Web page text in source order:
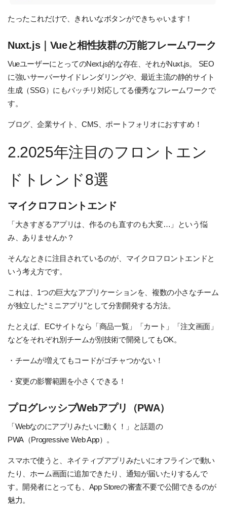
たったこれだけで、きれいなボタンができちゃいます！
Nuxt.js｜Vueと相性抜群の万能フレームワーク
VueユーザーにとってのNext.js的な存在、それがNuxt.js。
SEO
に強いサーバーサイドレンダリングや、最近主流の静的サイト
生成（SSG）にもバッチリ対応してる優秀なフレームワークで
す。
ブログ、企業サイト、CMS、ポートフォリオにおすすめ！
2.2025年注目のフロントエン
ドトレンド8選
マイクロフロントエンド
「大きすぎるアプリは、作るのも直すのも大変…」という悩
み、ありませんか？
そんなときに注目されているのが、マイクロフロントエンドと
いう考え方です。
これは、1つの巨大なアプリケーションを、複数の小さなチーム
が独立した“ミニアプリ”として分割開発する方法。
たとえば、ECサイトなら「商品一覧」「カート」「注文画面」
などをそれぞれ別チームが別技術で開発してもOK。
・チームが増えてもコードがゴチャつかない！
・変更の影響範囲を小さくできる！
プログレッシブWebアプリ（PWA）
「Webなのにアプリみたいに動く！」と話題の
PWA（Progressive Web App）。
スマホで使うと、ネイティブアプリみたいにオフラインで動い
たり、ホーム画面に追加できたり、通知が届いたりするんで
す。開発者にとっても、App Storeの審査不要で公開できるのが
魅力。